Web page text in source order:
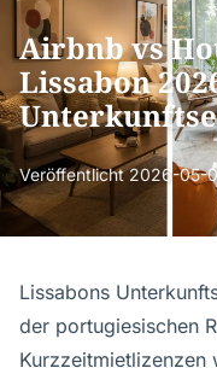
Airbnb vs
Lissabon
Veröffentlicht2026-05-
Lissabons
der portugiesischen
Kurzzeitmietlizenzen